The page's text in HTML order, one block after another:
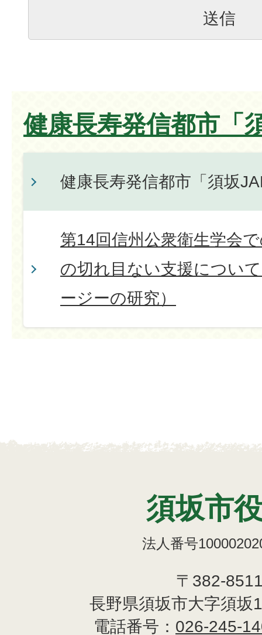
健康長寿発信都市「
健康長寿発信都市「須坂
第14回信州公衆衛生学会
の切れ目ない支援につい
ージーの研究）
須坂市
法人番号
〒382-
長野県須坂市大字須坂
電話番号： 026-245-